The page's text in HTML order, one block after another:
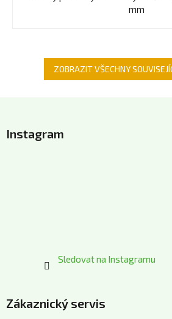
mm
ZOBRAZIT VŠECHNY
pInstagram
Sledovat na Instagramu
Zákaznický servis